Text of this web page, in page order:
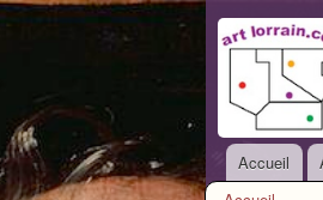
Menu
Accueil